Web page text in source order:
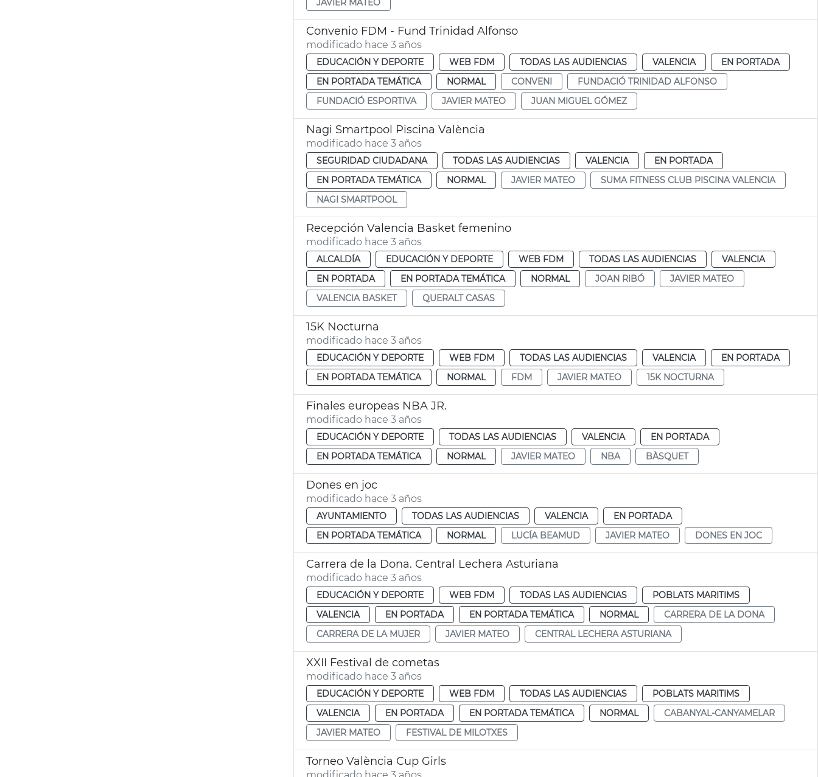
JAVIER MATEO
Convenio FDM - Fund Trinidad Alfonso
modificado hace 3 años
EDUCACIÓN Y DEPORTE WEB FDM TODAS LAS AUDIENCIAS VALENCIA
EN PORTADA
EN PORTADA TEMÁTICA
NORMAL CONVENI
FUNDACIÓ TRINIDAD ALFONSO
FUNDACIÓ ESPORTIVA
JAVIER MATEO JUAN MIGUEL GÓMEZ
Nagi Smartpool Piscina València
modificado hace 3 años
SEGURIDAD CIUDADANA TODAS LAS AUDIENCIAS VALENCIA
EN PORTADA
EN PORTADA TEMÁTICA
NORMAL JAVIER MATEO
SUMA FITNESS CLUB PISCINA VALENCIA
NAGI SMARTPOOL
Recepción Valencia Basket femenino
modificado hace 3 años
ALCALDÍA EDUCACIÓN Y DEPORTE WEB FDM TODAS LAS AUDIENCIAS
VALENCIA
EN PORTADA
EN PORTADA TEMÁTICA NORMAL JOAN RIBÓ
JAVIER MATEO
VALENCIA BASKET
QUERALT CASAS
15K Nocturna
modificado hace 3 años
EDUCACIÓN Y DEPORTE WEB FDM TODAS LAS AUDIENCIAS VALENCIA
EN PORTADA
EN PORTADA TEMÁTICA
NORMAL FDM JAVIER MATEO 15K NOCTURNA
Finales europeas NBA JR.
modificado hace 3 años
EDUCACIÓN Y DEPORTE TODAS LAS AUDIENCIAS VALENCIA
EN PORTADA
EN PORTADA TEMÁTICA
NORMAL JAVIER MATEO NBA BÀSQUET
Dones en joc
modificado hace 3 años
AYUNTAMIENTO TODAS LAS AUDIENCIAS VALENCIA
EN PORTADA
EN PORTADA TEMÁTICA
NORMAL LUCÍA BEAMUD JAVIER MATEO DONES EN JOC
Carrera de la Dona. Central Lechera Asturiana
modificado hace 3 años
EDUCACIÓN Y DEPORTE WEB FDM TODAS LAS AUDIENCIAS
POBLATS MARITIMS
VALENCIA
EN PORTADA EN PORTADA TEMÁTICA NORMAL
CARRERA DE LA DONA
CARRERA DE LA MUJER
JAVIER MATEO CENTRAL LECHERA ASTURIANA
XXII Festival de cometas
modificado hace 3 años
EDUCACIÓN Y DEPORTE WEB FDM TODAS LAS AUDIENCIAS
POBLATS MARITIMS
VALENCIA
EN PORTADA EN PORTADA TEMÁTICA NORMAL
CABANYAL-CANYAMELAR
JAVIER MATEO
FESTIVAL DE MILOTXES
Torneo València Cup Girls